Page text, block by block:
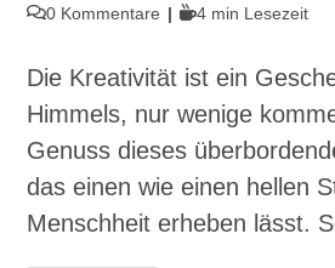
Autor:
veröffentlicht:
Beitrags-
0 Kommentare Lesedauer:
4 min Lesezeit
Die Kreativität ist ein
Himmels, nur wenige
Genuss dieses
das einen wie einen hellen
Menschheit erheben lässt.